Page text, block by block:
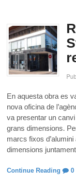
En aquesta obra es
nova oficina de
va presentar un
grans dimensions.
marcs fixos
dimensions
Continue Reading 0